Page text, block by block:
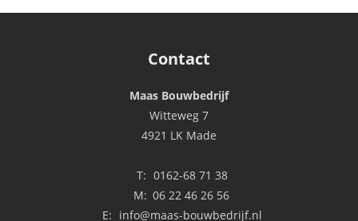
Contact
Maas Bouwbedrijf
Witteweg 7
4921 LK Made
T: 0162-68 71 38
M: 06 22 46 26 56
E: info@maas-bouwbedrijf.nl